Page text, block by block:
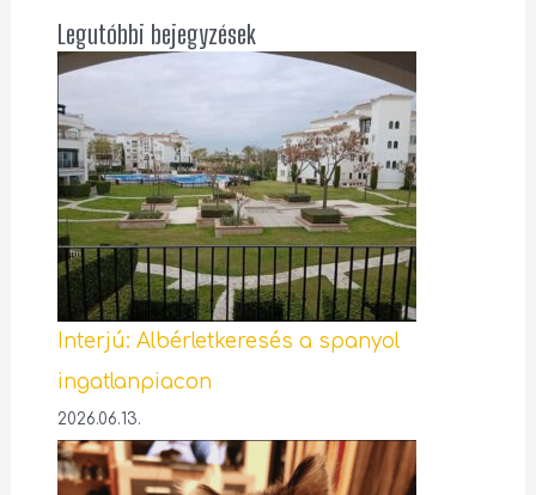
Legutóbbi bejegyzések
Interjú: Albérletkeresés a spanyol
ingatlanpiacon
2026.06.13.